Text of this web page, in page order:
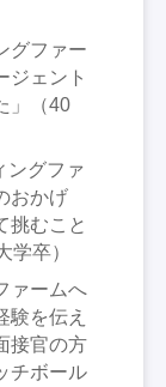
グファー
ジェント
」（40
ングファ
おかげ
挑むこと
学卒）
ァームへ
験を伝え
接官の方
チボール